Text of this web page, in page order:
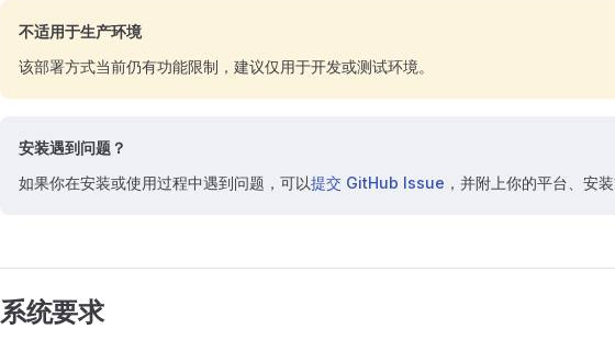
不适用于生产环境
该部署方式当前仍有功能限制，建议仅用于开发或测试环境。
安装遇到问题？
如果你在安装或使用过程中遇到问题，可以提交 GitHub Issue ，并附上你的平台、安
系统要求